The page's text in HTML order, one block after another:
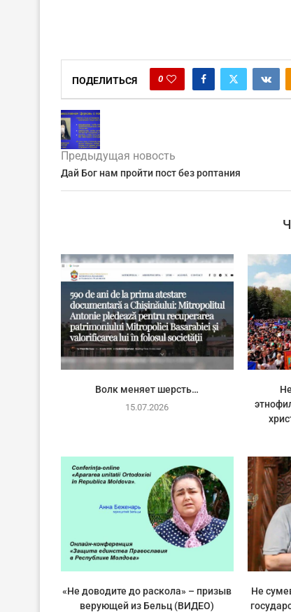
ПОДЕЛИТЬСЯ 0
Предыдущая новость
Дай Бог нам пройти пост без роптания
Волк меняет шерсть…
15.07.2026
«Не доводите до раскола» – призыв
верующей из Бельц (ВИДЕО)
Не